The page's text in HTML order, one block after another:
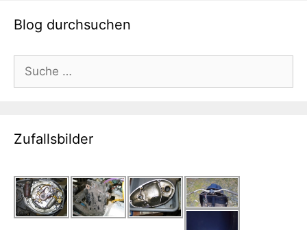
Blog durchsuchen
nach:
Zufallsbilder